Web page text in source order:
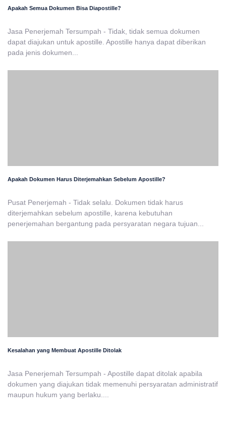
Apakah Semua Dokumen Bisa Diapostille?
Jasa Penerjemah Tersumpah - Tidak, tidak semua dokumen
dapat diajukan untuk apostille. Apostille hanya dapat diberikan
pada jenis dokumen...
Apakah Dokumen Harus Diterjemahkan Sebelum Apostille?
Pusat Penerjemah - Tidak selalu. Dokumen tidak harus
diterjemahkan sebelum apostille, karena kebutuhan
penerjemahan bergantung pada persyaratan negara tujuan...
Kesalahan yang Membuat Apostille Ditolak
Jasa Penerjemah Tersumpah - Apostille dapat ditolak apabila
dokumen yang diajukan tidak memenuhi persyaratan administratif
maupun hukum yang berlaku....